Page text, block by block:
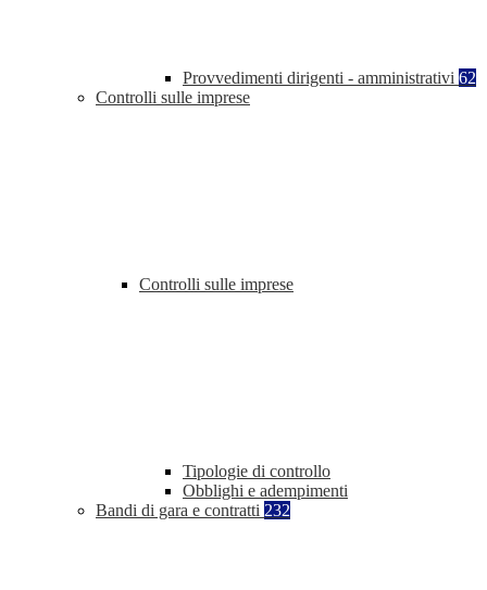
Provvedimenti dirigenti - amministrativi 62
Controlli sulle imprese
Controlli sulle imprese
Tipologie di controllo
Obblighi e adempimenti
Bandi di gara e contratti 232